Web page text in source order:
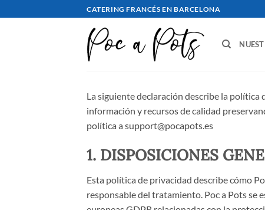
al
CATERING FRANCÉS EN BARCELONA
La siguiente declaración describe la
información y recursos de calidad
política a support@pocapots.es
1. DISPOSICIONES
Esta política de privacidad describe cómo
responsable del tratamiento. Poc a Pots se